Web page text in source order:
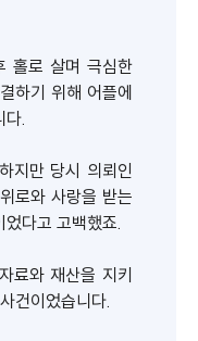
홀로 살며 극심한
하기 위해 어플에
.
지만 당시 의뢰인
로와 사랑을 받는
다고 고백했죠.
료와 재산을 지키
건이었습니다.